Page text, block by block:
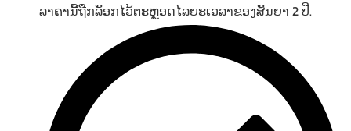
ລາຄານີ້ຖືກລັອກໄວ້ຕະຫຼອດໄລຍະເວລາຂອງສັນຍາ 2 ປີ.